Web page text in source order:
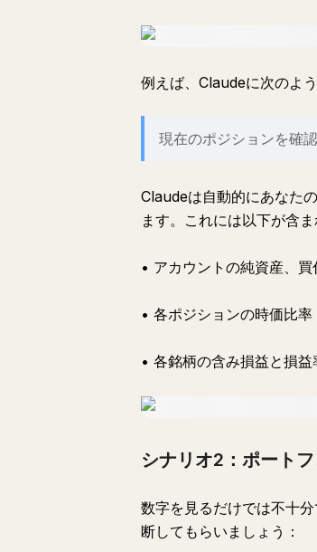
例えば、Claudeに次のよ
現在のポジションを確認
Claudeは自動的にあなた
ます。これには以下が含ま
• アカウントの純資産、
• 各ポジションの時価比率
• 各銘柄の含み損益と損益
シナリオ2：ポート
数字を見るだけでは不十
断してもらいましょう：